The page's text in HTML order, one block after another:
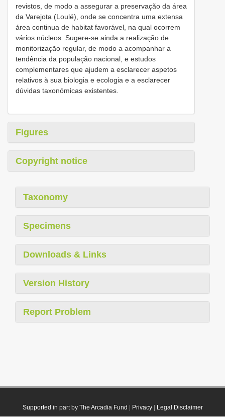
revistos, de modo a assegurar a preservação da área
da Varejota (Loulé), onde se concentra uma extensa
área continua de habitat favorável, na qual ocorrem
vários núcleos. Sugere-se ainda a realização de
monitorização regular, de modo a acompanhar a
tendência da população nacional, e estudos
complementares que ajudem a esclarecer aspetos
relativos à sua biologia e ecologia e a esclarecer
dúvidas taxonómicas existentes.
Figures
Copyright notice
Taxonomy
Specimens
Downloads & Links
Version History
Report Problem
Supported in part by The Arcadia Fund Privacy| Legal Disclaimer